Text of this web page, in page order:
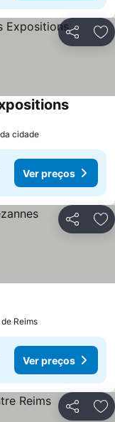
Partilhar
cidade
Ver preços
Partilhar
Reims
Ver preços
Partilhar